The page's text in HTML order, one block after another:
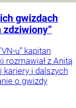
gwizdach
zdziwiony”
u” kapitan
rozmawiał z Anitą
i dalszych
o gwizdy